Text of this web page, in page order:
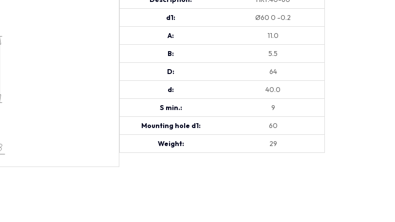
d1: Ø60 0 -0.2
A: 11.0
B: 5.5
D: 64
d: 40.0
S min.: 9
Mounting hole d1: 60
Weight: 29